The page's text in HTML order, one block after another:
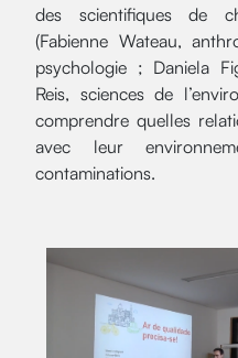
des scientifiques de
(Fabienne Wateau,
psychologie ; Daniela
Reis, sciences de
comprendre quelles
avec leur
contaminations.